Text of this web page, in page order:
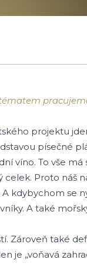
projektu
písečné
víno. To vše má
celek. Proto náš
A kdybychom se
A také
Zároveň také
je „voňavá